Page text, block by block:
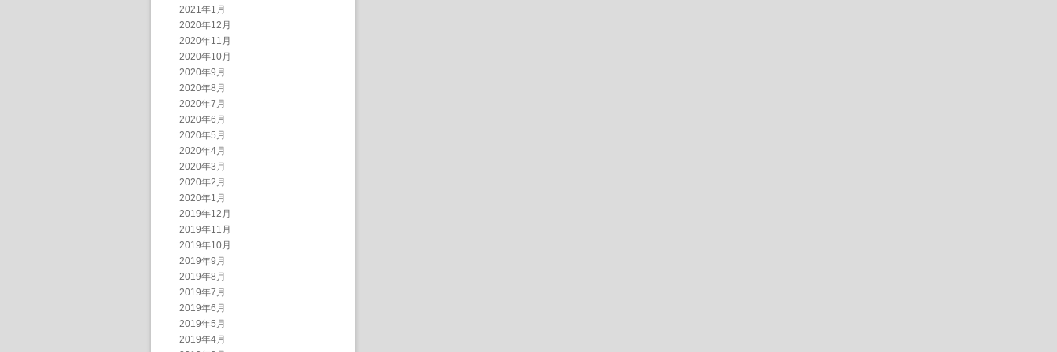
2021年1月
2020年12月
2020年11月
2020年10月
2020年9月
2020年8月
2020年7月
2020年6月
2020年5月
2020年4月
2020年3月
2020年2月
2020年1月
2019年12月
2019年11月
2019年10月
2019年9月
2019年8月
2019年7月
2019年6月
2019年5月
2019年4月